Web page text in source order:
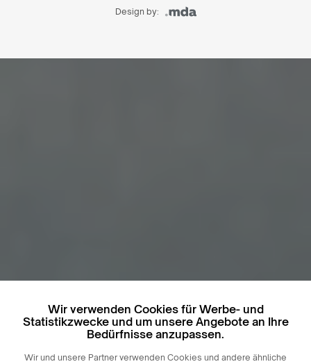
Design by:
Wir verwenden Cookies für Werbe- und
Statistikzwecke und um unsere Angebote an Ihre
Bedürfnisse anzupassen.
Wir und unsere Partner verwenden Cookies und andere ähnliche